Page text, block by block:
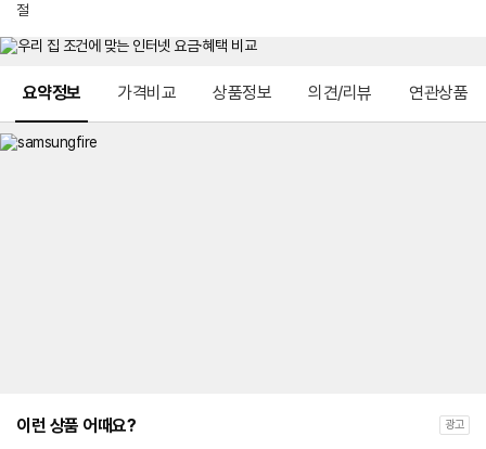
절
요약정보 가격비교 상품정보 의견/리뷰 연관상품
이런 상품 어때요? 광고